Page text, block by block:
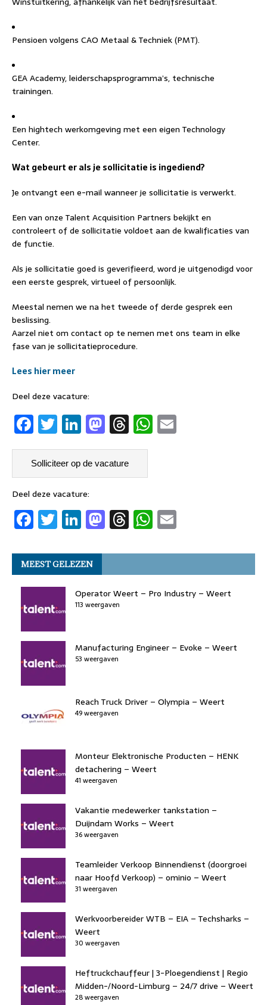
Pensioen volgens CAO Metaal & Techniek (PMT).
GEA Academy, leiderschapsprogramma’s, technische
trainingen.
Een hightech werkomgeving met een eigen Technology
Center.
Wat gebeurt er als je sollicitatie is ingediend?
Je ontvangt een e-mail wanneer je sollicitatie is verwerkt.
Een van onze Talent Acquisition Partners bekijkt en
controleert of de sollicitatie voldoet aan de kwalificaties van
de functie.
Als je sollicitatie goed is geverifieerd, word je uitgenodigd voor
een eerste gesprek, virtueel of persoonlijk.
Meestal nemen we na het tweede of derde gesprek een
beslissing.
Aarzel niet om contact op te nemen met ons team in elke
fase van je sollicitatieprocedure.
Lees hier meer
Deel deze vacature:
F
a
c
e
b
o
o
k
T
w
it
t
er
Li
n
k
e
dI
n
M
a
st
o
o
n
T
h
a
s
W
h
p
p
Deel deze vacature:
F
a
c
e
b
o
o
k
T
w
it
t
er
Li
n
k
e
dI
n
M
a
st
o
d
o
T
h
re
a
d
W
h
at
s
A
ai
l
MEEST GELEZEN
Operator Weert – Pro Industry – Weert
113 weergaven
Manufacturing Engineer – Evoke – Weert
53 weergaven
Reach Truck Driver – Olympia – Weert
49 weergaven
Monteur Elektronische Producten – HENK
detachering – Weert
41 weergaven
Vakantie medewerker tankstation –
Duijndam Works – Weert
36 weergaven
Teamleider Verkoop Binnendienst (doorgroei
naar Hoofd Verkoop) – ominio – Weert
31 weergaven
Werkvoorbereider WTB – EIA – Techsharks –
Weert
30 weergaven
Heftruckchauffeur | 3-Ploegendienst | Regio
Midden-/Noord-Limburg – 24/7 drive – Weert
28 weergaven